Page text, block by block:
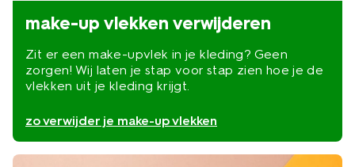
make-up vlekken verwijderen
Zit er een make-upvlek in je kleding? Geen
zorgen! Wij laten je stap voor stap zien hoe je de
vlekken uit je kleding krijgt.
zo verwijder je make-up vlekken